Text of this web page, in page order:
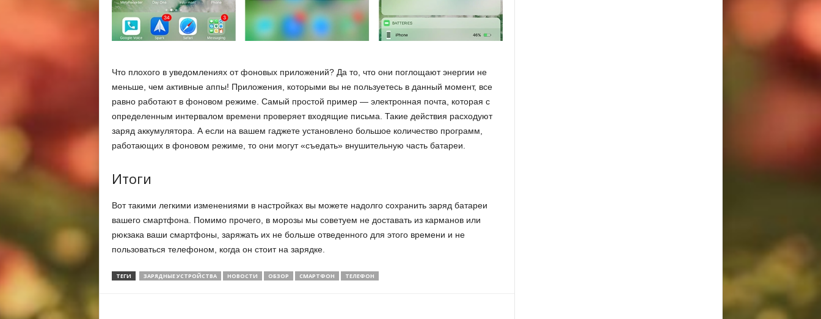
Что плохого в уведомлениях от фоновых приложений? Да то, что они поглощают энергии не
меньше, чем активные аппы! Приложения, которыми вы не пользуетесь в данный момент, все
равно работают в фоновом режиме. Самый простой пример — электронная почта, которая с
определенным интервалом времени проверяет входящие письма. Такие действия расходуют
заряд аккумулятора. А если на вашем гаджете установлено большое количество программ,
работающих в фоновом режиме, то они могут «съедать» внушительную часть батареи.
Итоги
Вот такими легкими изменениями в настройках вы можете надолго сохранить заряд батареи
вашего смартфона. Помимо прочего, в морозы мы советуем не доставать из карманов или
рюкзака ваши смартфоны, заряжать их не больше отведенного для этого времени и не
пользоваться телефоном, когда он стоит на зарядке.
ТЕГИ ЗАРЯДНЫЕ УСТРОЙСТВА НОВОСТИ ОБЗОР СМАРТФОН ТЕЛЕФОН